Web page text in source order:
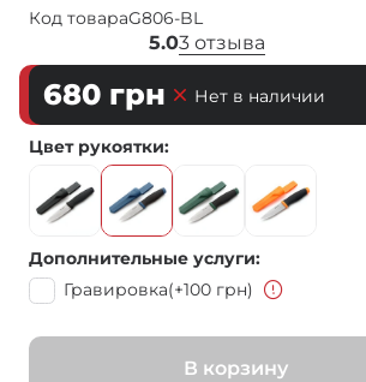
Код товараG806-BL
5.03 отзыва
680 грн Нет в наличии
Цвет рукоятки
Дополнительные услуги
Гравировка(+100 грн)
В корзину